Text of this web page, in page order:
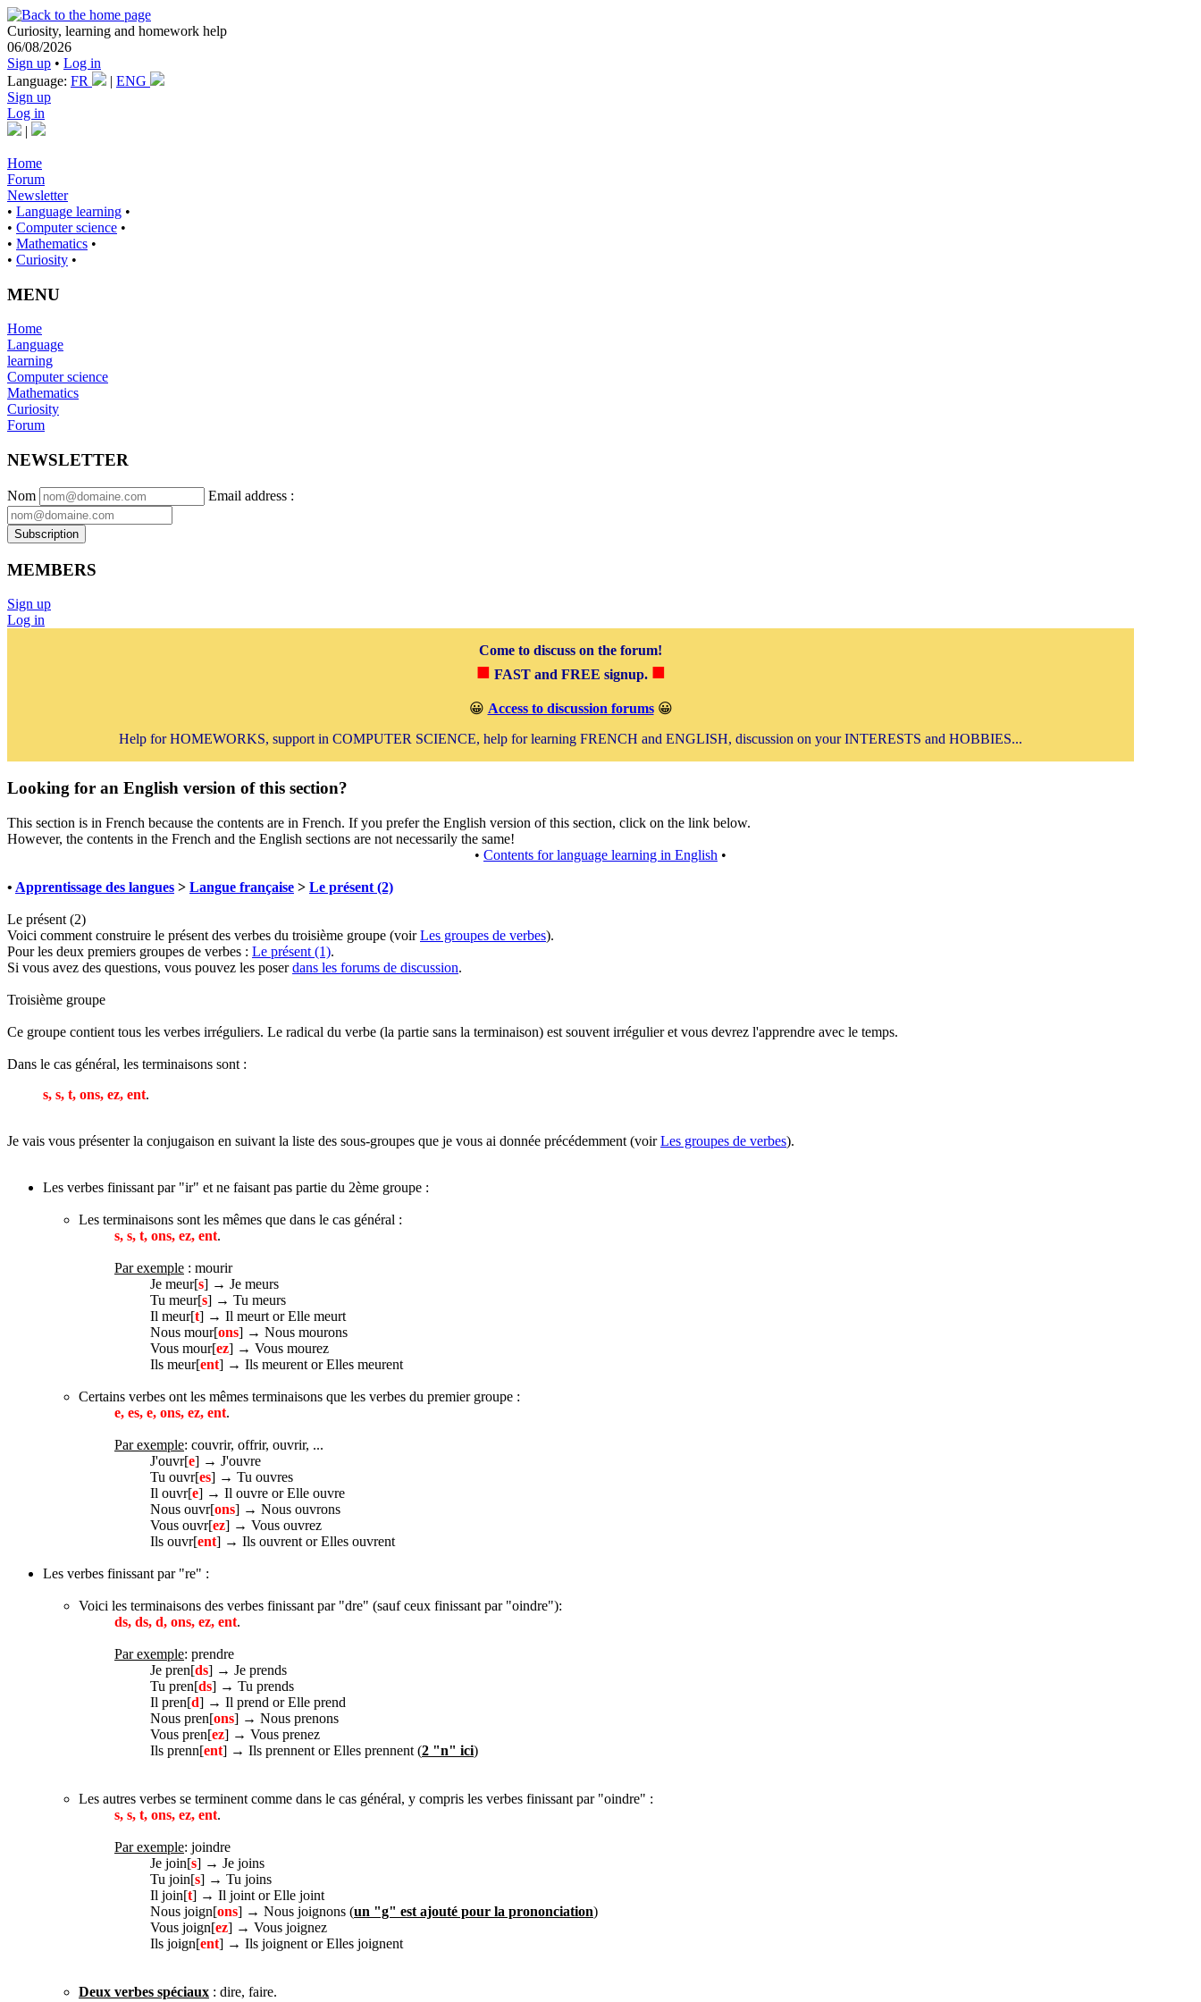
Curiosity, learning and homework help
06/08/2026
Sign up • Log in
Language: FR | ENG
Sign up
Log in
|
Home
Forum
Newsletter
• Language learning •
• Computer science •
• Mathematics •
• Curiosity •
MENU
Home
Language
learning
Computer science
Mathematics
Curiosity
Forum
NEWSLETTER
Nom Email address :
Subscription
MEMBERS
Sign up
Log in
Come to discuss on the forum!
■ FAST and FREE signup. ■
😀 Access to discussion forums😀
Help for HOMEWORKS, support in COMPUTER SCIENCE, help for learning FRENCH and ENGLISH, discussion on your INTERESTS and HOBBIES...
Looking for an English version of this section?
This section is in French because the contents are in French. If you prefer the English version of this section, click on the link below.
However, the contents in the French and the English sections are not necessarily the same!
• Contents for language learning in English •
• Apprentissage des langues > Langue française > Le présent (2)
Le présent (2)
Voici comment construire le présent des verbes du troisième groupe (voirLes groupes de verbes).
Pour les deux premiers groupes de verbes : Le présent (1).
Si vous avez des questions, vous pouvez les poserdans les forums de discussion.
Troisième groupe
Ce groupe contient tous les verbes irréguliers. Le radical du verbe (la partie sans la terminaison) est souvent irrégulier et vous devrez l'apprendre avec le temps.
Dans le cas général, les terminaisons sont :
s, s, t, ons, ez, ent.
Je vais vous présenter la conjugaison en suivant la liste des sous-groupes que je vous ai donnée précédemment (voirLes groupes de verbes).
Les verbes finissant par "ir" et ne faisant pas partie du 2ème groupe :
Les terminaisons sont les mêmes que dans le cas général :
s, s, t, ons, ez, ent.
Par exemple : mourir
Je meur[s] → Je meurs
Tu meur[s] → Tu meurs
Il meur[t] → Il meurt or Elle meurt
Nous mour[ons] → Nous mourons
Vous mour[ez] → Vous mourez
Ils meur[ent] → Ils meurent or Elles meurent
Certains verbes ont les mêmes terminaisons que les verbes du premier groupe :
e, es, e, ons, ez, ent.
Par exemple: couvrir, offrir, ouvrir, ...
J'ouvr[e] → J'ouvre
Tu ouvr[es] → Tu ouvres
Il ouvr[e] → Il ouvre or Elle ouvre
Nous ouvr[ons] → Nous ouvrons
Vous ouvr[ez] → Vous ouvrez
Ils ouvr[ent] → Ils ouvrent or Elles ouvrent
Les verbes finissant par "re" :
Voici les terminaisons des verbes finissant par "dre" (sauf ceux finissant par "oindre"):
ds, ds, d, ons, ez, ent.
Par exemple: prendre
Je pren[ds] → Je prends
Tu pren[ds] → Tu prends
Il pren[d] → Il prend or Elle prend
Nous pren[ons] → Nous prenons
Vous pren[ez] → Vous prenez
Ils prenn[ent] → Ils prennent or Elles prennent (2 "n" ici)
Les autres verbes se terminent comme dans le cas général, y compris les verbes finissant par "oindre" :
s, s, t, ons, ez, ent.
Par exemple: joindre
Je join[s] → Je joins
Tu join[s] → Tu joins
Il join[t] → Il joint or Elle joint
Nous joign[ons] → Nous joignons (un "g" est ajouté pour la prononciation)
Vous joign[ez] → Vous joignez
Ils joign[ent] → Ils joignent or Elles joignent
Deux verbes spéciaux : dire, faire.